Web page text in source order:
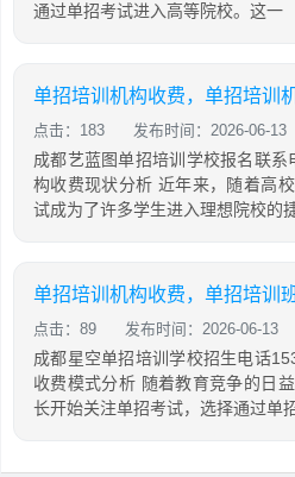
通过单招考试进入高等院校。这一
单招培训机构收费，单招培训
点击：183 发布时间：2026-06-13
成都艺蓝图单招培训学校报名联
构收费现状分析 近年来，随着高
试成为了许多学生进入理想院校的
单招培训机构收费，单招培训
点击：89 发布时间：2026-06-13
成都星空单招培训学校招生电话
收费模式分析 随着教育竞争的日
长开始关注单招考试，选择通过单